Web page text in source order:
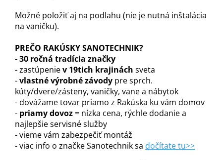
Možné položiť aj na podlahu (nie je nutná inštalácia
na vaničku).
PREČO RAKÚSKY SANOTECHNIK?
-30 ročná tradícia značky
- zastúpeniev 19tich krajinách sveta
-vlastné výrobné závody pre sprch.
kúty/dvere/zásteny, vaničky, vane a nábytok
- dovážame tovar priamo z Rakúska ku vám domov
- priamy dovoz= nízka cena, rýchle dodanie a
najlepšie servisné služby
- vieme vám zabezpečiť montáž
- viac info o značke Sanotechnik sa dočítate tu>>